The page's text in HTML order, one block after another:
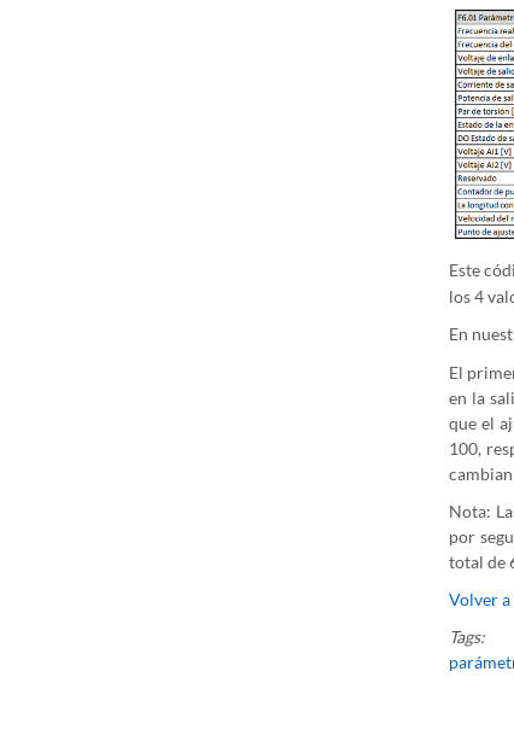
Este
los 4
En
El
en la
que el
100,
Nota:
por
total de
Volver a
Tags: